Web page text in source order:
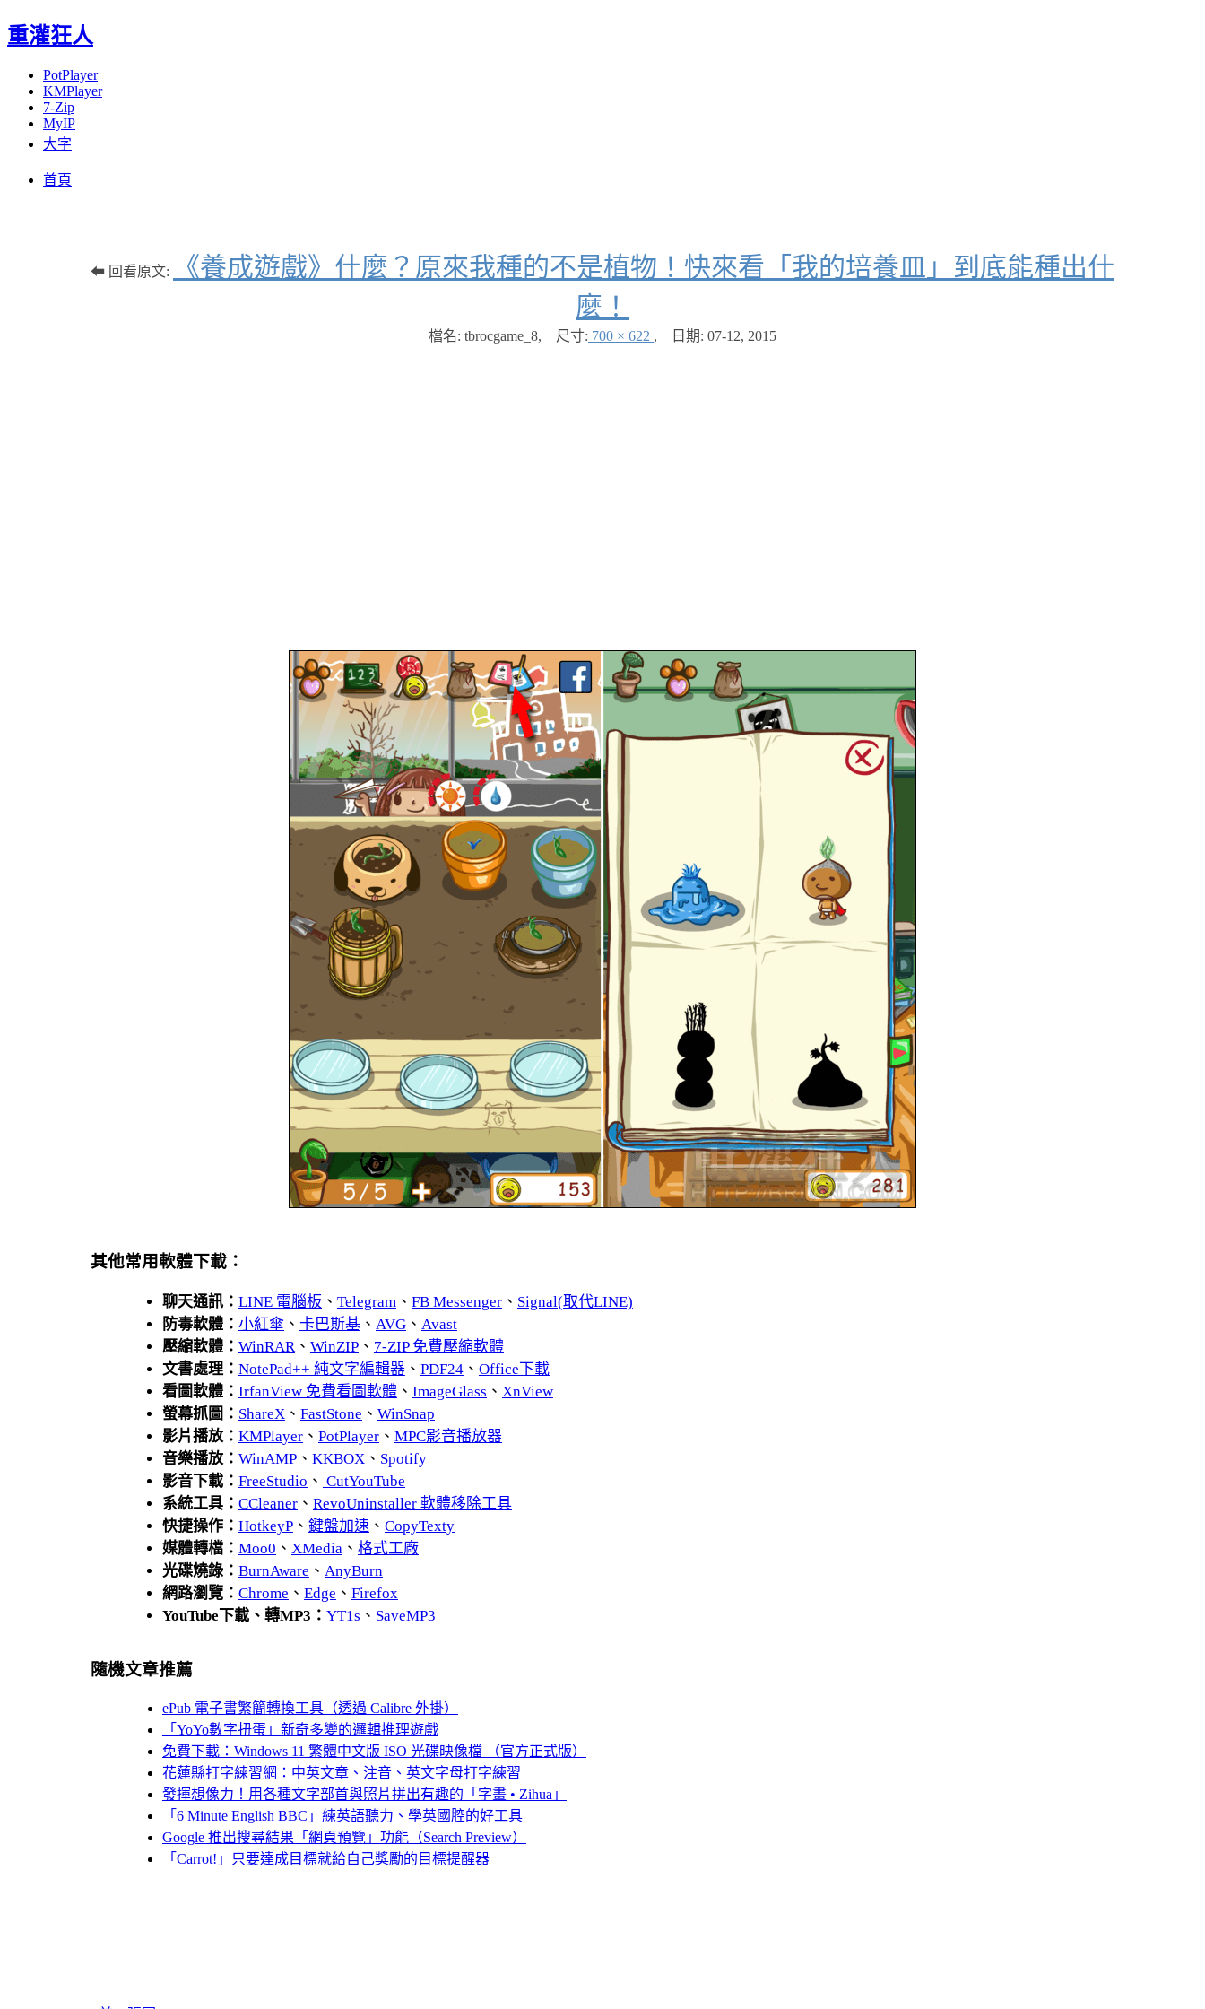
重灌狂人
PotPlayer
KMPlayer
7-Zip
MyIP
大字
首頁
⬅ 回看原文:
《養成遊戲》什麼？原來我種的不是植物！快來看「我的培養皿」到底能種出什
麼！
檔名: tbrocgame_8, 尺寸: 700 × 622 , 日期: 07-12, 2015
其他常用軟體下載：
聊天通訊： LINE 電腦板 、 Telegram、 FB Messenger、 Signal(取代LINE)
防毒軟體： 小紅傘 、 卡巴斯基、 AVG、 Avast
壓縮軟體： WinRAR、 WinZIP、 7-ZIP 免費壓縮軟體
文書處理： NotePad++ 純文字編輯器、 PDF24、 Office下載
看圖軟體： IrfanView 免費看圖軟體、 ImageGlass 、 XnView
螢幕抓圖： ShareX、 FastStone 、 WinSnap
影片播放： KMPlayer、 PotPlayer、 MPC影音播放器
音樂播放： WinAMP、 KKBOX、 Spotify
影音下載： FreeStudio 、 CutYouTube
系統工具： CCleaner、 RevoUninstaller 軟體移除工具
快捷操作： HotkeyP、 鍵盤加速、 CopyTexty
媒體轉檔： Moo0 、 XMedia、 格式工廠
光碟燒錄： BurnAware 、 AnyBurn
網路瀏覽： Chrome 、 Edge 、 Firefox
YouTube下載、轉MP3： YT1s 、 SaveMP3
隨機文章推薦
ePub 電子書繁簡轉換工具（透過 Calibre 外掛）
「YoYo數字扭蛋」新奇多變的邏輯推理遊戲
免費下載：Windows 11 繁體中文版 ISO 光碟映像檔 （官方正式版）
花蓮縣打字練習網：中英文章、注音、英文字母打字練習
發揮想像力！用各種文字部首與照片拼出有趣的「字畫 • Zihu‪a‬」
「6 Minute English BBC」練英語聽力、學英國腔的好工具
Google 推出搜尋結果「網頁預覽」功能（Search Preview）
「Carrot!」只要達成目標就給自己獎勵的目標提醒器